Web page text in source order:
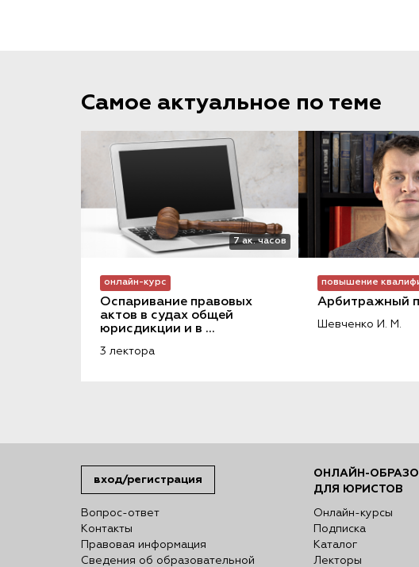
Самое актуальное по теме
7 ак. часов
онлайн-курс
Оспаривание правовых
актов в судах общей
юрисдикции и в
3 лектора
повышение
Арбитражный
Шевченко И. М.
вход/регистрация
Вопрос-ответ
Контакты
Правовая информация
Сведения об образовательной
ОНЛАЙН-
ДЛЯ ЮРИСТОВ
Онлайн-курсы
Подписка
Каталог
Лекторы